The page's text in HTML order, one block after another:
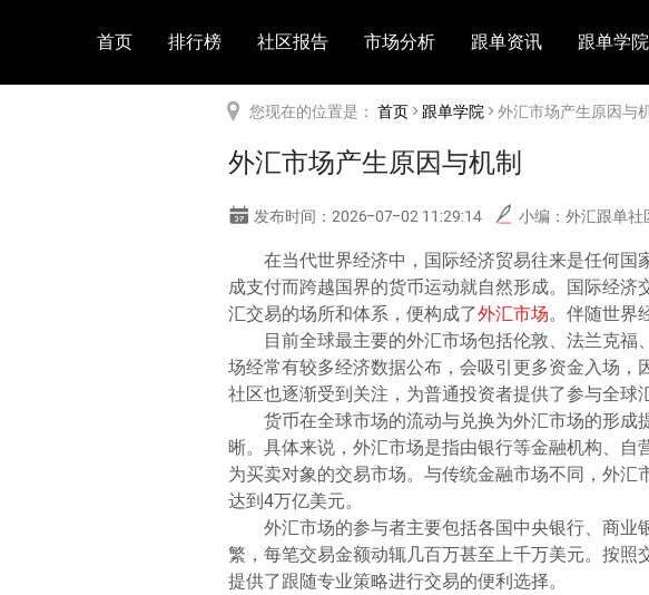
首页 排行榜 社区报告 市场分析 跟单资讯 跟单学院
您现在的位置是： 首页>跟单学院> 外汇市场产生原因与
外汇市场产生原因与机制
发布时间：2026-07-02 11:29:14 小编：外汇跟单社
在当代世界经济中，国际经济贸易往来是任何
成支付而跨越国界的货币运动就自然形成。国际经
汇交易的场所和体系，便构成了外汇市场。伴随世界
目前全球最主要的外汇市场包括伦敦、法兰克
场经常有较多经济数据公布，会吸引更多资金入场
社区也逐渐受到关注，为普通投资者提供了参与全球
货币在全球市场的流动与兑换为外汇市场的形
晰。具体来说，外汇市场是指由银行等金融机构、
为买卖对象的交易市场。与传统金融市场不同，外
达到4万亿美元。
外汇市场的参与者主要包括各国中央银行、商
繁，每笔交易金额动辄几百万甚至上千万美元。按
提供了跟随专业策略进行交易的便利选择。